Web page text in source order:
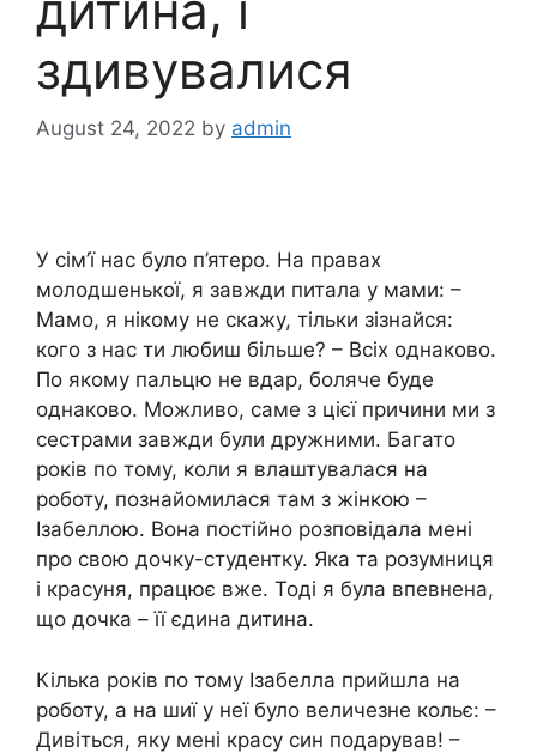
здивувалися
August 24, 2022 by admin
У сім’ї нас було п’ятеро. На правах
молодшенької, я завжди питала у мами: –
Мамо, я нікому не скажу, тільки зізнайся:
кого з нас ти любиш більше? – Всіх однаково.
По якому пальцю не вдар, боляче буде
однаково. Можливо, саме з цієї причини ми з
сестрами завжди були дружними. Багато
років по тому, коли я влаштувалася на
роботу, познайомилася там з жінкою –
Ізабеллою. Вона постійно розповідала мені
про свою дочку-студентку. Яка та розумниця
і красуня, працює вже. Тоді я була впевнена,
що дочка – її єдина дитина.
Кілька років по тому Ізабелла прийшла на
роботу, а на шиї у неї було величезне кольє: –
Дивіться, яку мені красу син подарував! –